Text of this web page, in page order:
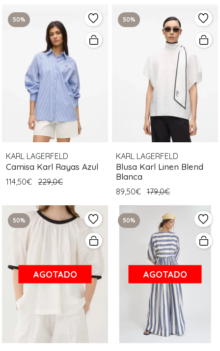
50%
KARL LAGERFELD
Camisa Karl Rayas Azul
114,50€ 229,0€
50%
KARL LAGERFELD
Blusa Karl Linen Blend
Blanca
89,50€ 179,0€
50%
AGOTADO
50%
AGOTADO